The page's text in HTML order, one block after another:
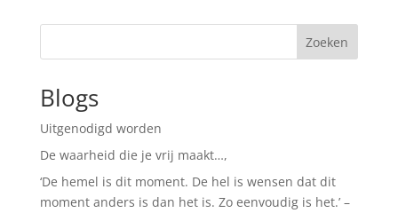
Zoeken
Blogs
Uitgenodigd worden
De waarheid die je vrij maakt…,
‘De hemel is dit moment. De hel is wensen dat dit
moment anders is dan het is. Zo eenvoudig is het.’ –